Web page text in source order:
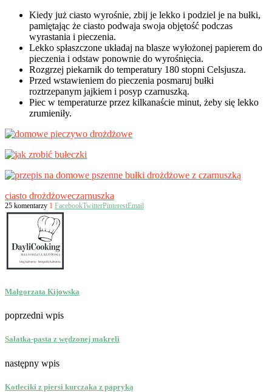
Kiedy już ciasto wyrośnie, zbij je lekko i podziel je na bułki,
pamiętając że ciasto podwaja swoja objętość podczas
wyrastania i pieczenia.
Lekko spłaszczone układaj na blasze wyłożonej papierem do
pieczenia i odstaw ponownie do wyrośnięcia.
Rozgrzej piekarnik do temperatury 180 stopni Celsjusza.
Przed wstawieniem do pieczenia posmaruj bułki
roztrzepanym jajkiem i posyp czarnuszką.
Piec w temperaturze przez kilkanaście minut, żeby się lekko
zrumieniły.
ciasto drożdżoweczarnuszka
25 komentarzy 1 FacebookTwitterPinterestEmail
Małgorzata Kijowska
poprzedni wpis
Sałatka-pasta z wędzonej makreli
następny wpis
Kotleciki z piersi kurczaka z papryką